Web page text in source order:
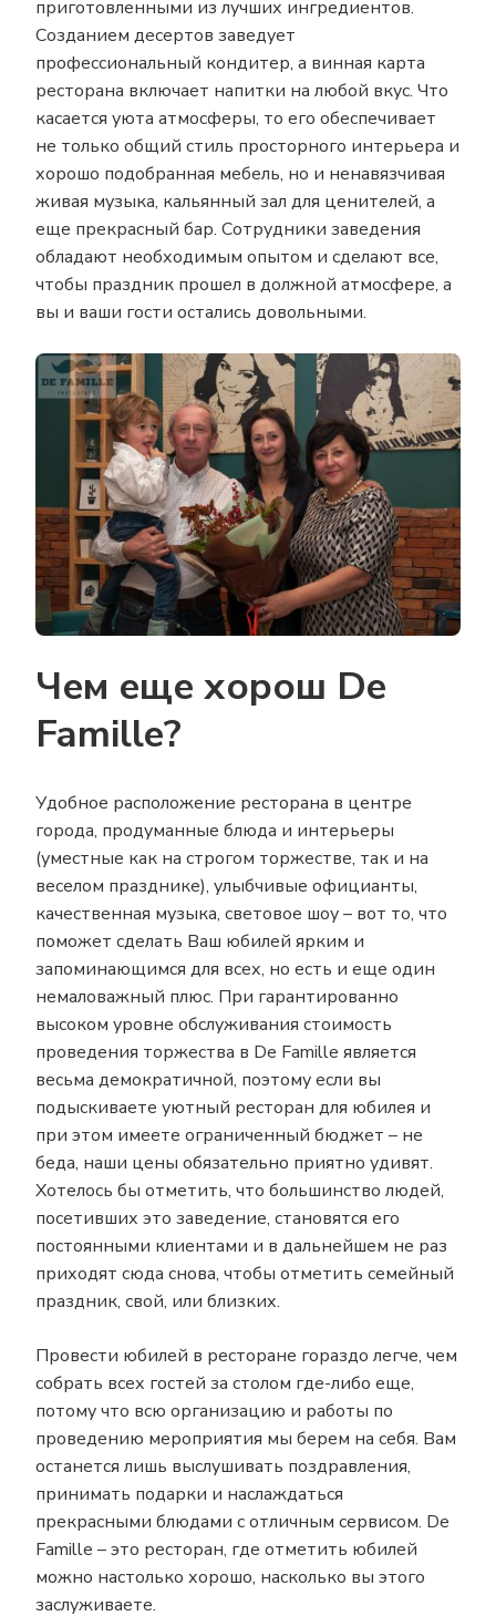
приготовленными из лучших ингредиентов.
Созданием десертов заведует
профессиональный кондитер, а винная карта
ресторана включает напитки на любой вкус. Что
касается уюта атмосферы, то его обеспечивает
не только общий стиль просторного интерьера и
хорошо подобранная мебель, но и ненавязчивая
живая музыка, кальянный зал для ценителей, а
еще прекрасный бар. Сотрудники заведения
обладают необходимым опытом и сделают все,
чтобы праздник прошел в должной атмосфере, а
вы и ваши гости остались довольными.
Чем еще хорош De
Famille?
Удобное расположение ресторана в центре
города, продуманные блюда и интерьеры
(уместные как на строгом торжестве, так и на
веселом празднике), улыбчивые официанты,
качественная музыка, световое шоу – вот то, что
поможет сделать Ваш юбилей ярким и
запоминающимся для всех, но есть и еще один
немаловажный плюс. При гарантированно
высоком уровне обслуживания стоимость
проведения торжества в De Famille является
весьма демократичной, поэтому если вы
подыскиваете уютный ресторан для юбилея и
при этом имеете ограниченный бюджет – не
беда, наши цены обязательно приятно удивят.
Хотелось бы отметить, что большинство людей,
посетивших это заведение, становятся его
постоянными клиентами и в дальнейшем не раз
приходят сюда снова, чтобы отметить семейный
праздник, свой, или близких.
Провести юбилей в ресторане гораздо легче, чем
собрать всех гостей за столом где-либо еще,
потому что всю организацию и работы по
проведению мероприятия мы берем на себя. Вам
останется лишь выслушивать поздравления,
принимать подарки и наслаждаться
прекрасными блюдами с отличным сервисом. De
Famille – это ресторан, где отметить юбилей
можно настолько хорошо, насколько вы этого
заслуживаете.